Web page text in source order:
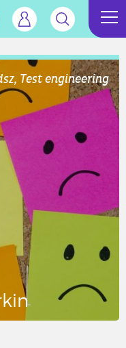
Test engineering